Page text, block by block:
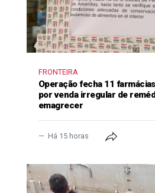
FRONTEIRA
Operação fecha 11
por venda irregular de
emagrecer
Há 15 horas